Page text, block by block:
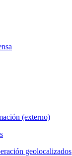
(externo)
geolocalizados